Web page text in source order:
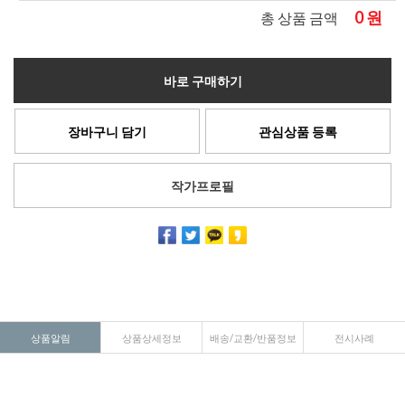
총 상품 금액 0원
바로 구매하기
장바구니 담기 관심상품 등록
작가프로필
상품알림 상품상세정보 배송/교환/반품정보 전시사례